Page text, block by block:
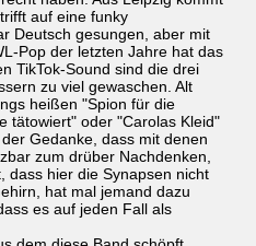
auf eine funky
Deutsch gesungen, aber mit
Pop der letzten Jahre hat das
TikTok-Sound sind die drei
zu viel gewaschen. Alt
heißen "Spion für die
tätowiert" oder "Carolas Kleid"
Gedanke, dass mit denen
zum drüber Nachdenken,
dass hier die Synapsen nicht
hat mal jemand dazu
es auf jeden Fall als